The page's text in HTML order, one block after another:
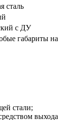
сталь
с ДУ
габариты на
стали;
выхода